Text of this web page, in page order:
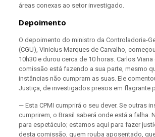
áreas conexas ao setor investigado.
Depoimento
O depoimento do ministro da Controladoria-
(CGU), Vinicius Marques de Carvalho,
10h30 e durou cerca de 10 horas. Carlos
comissão está fazendo a sua parte, mesmo
instâncias não cumpram as suas. Ele
Justiça, de investigados presos em flagrante
— Esta CPMI cumprirá o seu dever. Se outras
cumprirem, o Brasil saberá onde está a falha.
para espetáculo; estamos aqui para fazer
desta comissão, quem rouba aposentado,